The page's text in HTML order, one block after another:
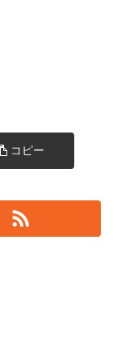
コピー